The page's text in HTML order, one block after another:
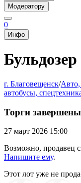
Модератору
0
Инфо
г. Благовещенск/Авто,
автобусы,
Торги
27 март 2026 15:00
Возможно, продавец
Напишите ему.
Этот лот уже не